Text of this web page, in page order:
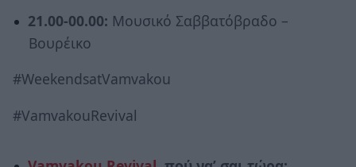
21.00-00.00: Μουσικό Σαββατόβραδο –
Βουρέικο
#WeekendsatVamvakou
#VamvakouRevival